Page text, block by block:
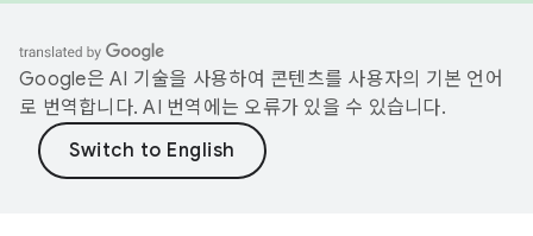
Google은 AI 기술을 사용하여 콘텐츠를 사용자의 기본 언어
로 번역합니다. AI 번역에는 오류가 있을 수 있습니다.